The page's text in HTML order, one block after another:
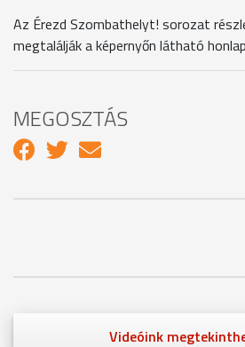
Az Érezd Szombathelyt! sorozat
megtalálják a képernyőn látható
MEGOSZTÁS
Videóink